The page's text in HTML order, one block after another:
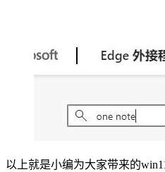
以上就是小编为大家带来的